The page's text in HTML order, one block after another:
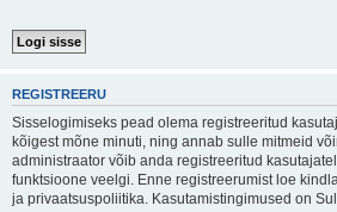
REGISTREERU
Sisselogimiseks pead olema registreeritud
kõigest mõne minuti, ning annab sulle mitmeid
administraator võib anda registreeritud
funktsioone veelgi. Enne registreerumist loe
ja privaatsuspoliitika. Kasutamistingimused on